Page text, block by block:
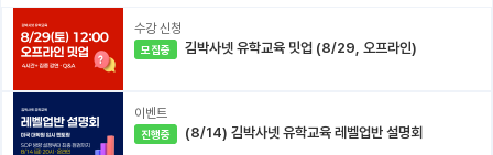
수강 신청
모집중 김박사넷 유학교육 밋업 (8/29, 오프라인)
이벤트
진행중 (8/14) 김박사넷 유학교육 레벨업반 설명회